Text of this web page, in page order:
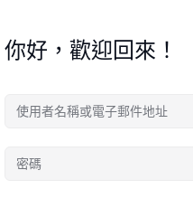
你好，歡迎回來！